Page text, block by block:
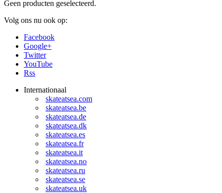
Geen producten geselecteerd.
Volg ons nu ook op:
Facebook
Google+
Twitter
YouTube
Rss
Internationaal
skateatsea.com
skateatsea.be
skateatsea.de
skateatsea.dk
skateatsea.es
skateatsea.fr
skateatsea.it
skateatsea.no
skateatsea.ru
skateatsea.se
skateatsea.uk